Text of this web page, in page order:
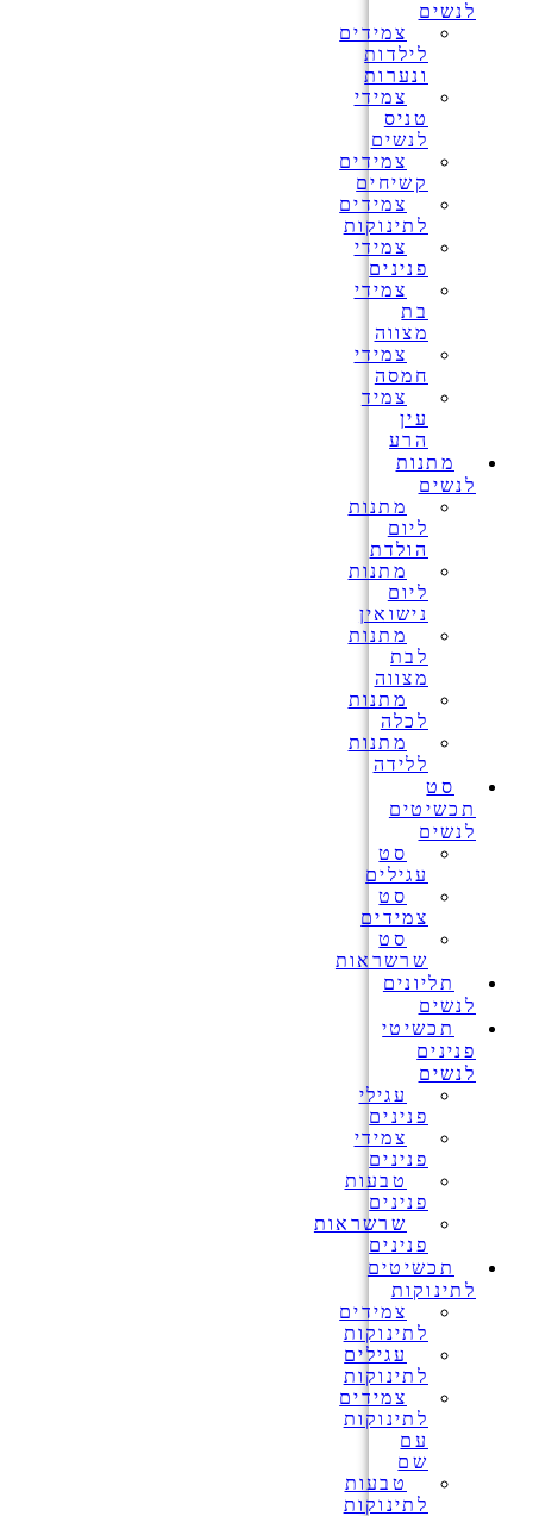
לנשים
צמידים
לילדות
ונערות
צמידי
טניס
לנשים
צמידים
קשיחים
צמידים
לתינוקות
צמידי
פנינים
צמידי
בת
מצווה
צמידי
חמסה
צמיד
עין
הרע
מתנות
לנשים
מתנות
ליום
הולדת
מתנות
ליום
נישואין
מתנות
לבת
מצווה
מתנות
לכלה
מתנות
ללידה
סט
תכשיטים
לנשים
סט
עגילים
סט
צמידים
סט
שרשראות
תליונים
לנשים
תכשיטי
פנינים
לנשים
עגילי
פנינים
צמידי
פנינים
טבעות
פנינים
שרשראות
פנינים
תכשיטים
לתינוקות
צמידים
לתינוקות
עגילים
לתינוקות
צמידים
לתינוקות
עם
שם
טבעות
לתינוקות